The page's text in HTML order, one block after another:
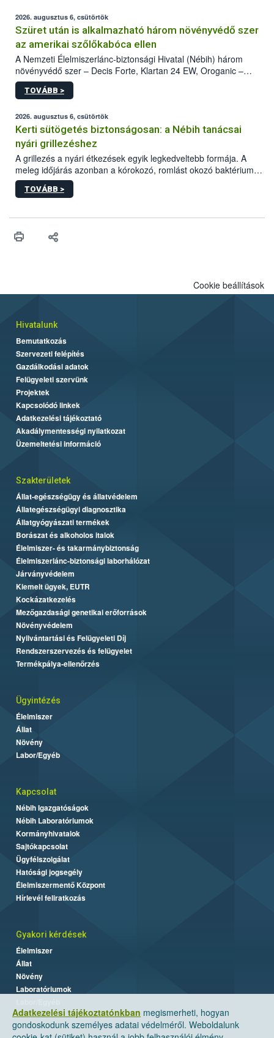
2026. augusztus 6, csütörtök
Szüret után is alkalmazható három növényvédő szer
az amerikai szőlőkabóca ellen
A Nemzeti Élelmiszerlánc-biztonsági Hivatal (Nébih) három
növényvédő szer – Decis Forte, Klartan 24 EW, Oroganic –
engedélyokiratát módosította, így azok a szüretet követően,
egészen a vesszőérettség (BBCH 91) stádiumáig
érésű szőlőkben is legyen lehetőség a károsító elleni további
védekezésre. Az Oroganic készítmény kis kiszerelésben kiskerti
felhasználók számára is elérhető és ökológiai termesztésben is
engedélyezett.
TOVÁBB >
2026. augusztus 6, csütörtök
Kerti sütögetés biztonságosan: a Nébih tanácsai
nyári grillezéshez
A grillezés a nyári étkezések egyik legkedveltebb formája. A
meleg időjárás azonban a kórokozó, romlást okozó baktériumok
gyorsabb szaporodásának is kedvez. A szabadtéri sütögetés
ezért nem csupán a megfelelő sütési technikáról szól: legalább
higiéniai szabályok betartása, a megfelelő hőkezelés, valamint a
biztonsági Hivatal (Nébih) Oktatási Programja összegyűjtötte a
TOVÁBB >
Adatkezelési tájékoztatónkban megismerheti, hogyan
gondoskodunk személyes adatai védelméről. Weboldalunk
Cookie beállítások
Hivatalunk
Bemutatkozás
Szervezeti felépítés
Gazdálkodási adatok
Felügyeleti szervünk
Projektek
Kapcsolódó linkek
Adatkezelési tájékoztató
Akadálymentességi nyilatkozat
Üzemeltetési információ
Szakterületek
Állat-egészségügy és állatvédelem
Állategészségügyi diagnosztika
Állatgyógyászati termékek
Borászat és alkoholos italok
Élelmiszer- és takarmánybiztonság
Élelmiszerlánc-biztonsági laborhálózat
Járványvédelem
Kiemelt ügyek, EUTR
Kockázatkezelés
Mezőgazdasági genetikai erőforrások
Növényvédelem
Nyilvántartási és Felügyeleti Díj
Rendszerszervezés és felügyelet
Termékpálya-ellenőrzés
Ügyintézés
Élelmiszer
Állat
Növény
Labor/Egyéb
Kapcsolat
Nébih Igazgatóságok
Nébih Laboratóriumok
Kormányhivatalok
Sajtókapcsolat
Ügyfélszolgálat
Hatósági jogsegély
Élelmiszermentő Központ
Hírlevél feliratkozás
Gyakori kérdések
Élelmiszer
Állat
Növény
Laboratóriumok